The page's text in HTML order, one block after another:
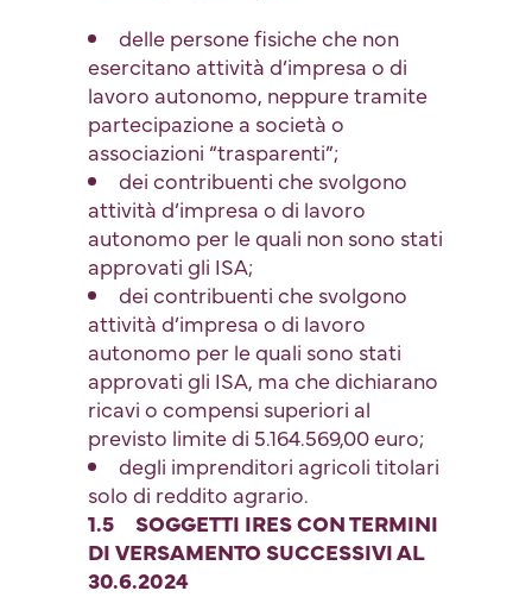
delle persone fisiche che non
esercitano attività d’impresa o di
lavoro autonomo, neppure tramite
partecipazione a società o
associazioni “trasparenti”;
dei contribuenti che svolgono
attività d’impresa o di lavoro
autonomo per le quali non sono stati
approvati gli ISA;
dei contribuenti che svolgono
attività d’impresa o di lavoro
autonomo per le quali sono stati
approvati gli ISA, ma che dichiarano
ricavi o compensi superiori al
previsto limite di 5.164.569,00 euro;
degli imprenditori agricoli titolari
solo di reddito agrario.
1.5 SOGGETTI IRES CON TERMINI
DI VERSAMENTO SUCCESSIVI AL
30.6.2024